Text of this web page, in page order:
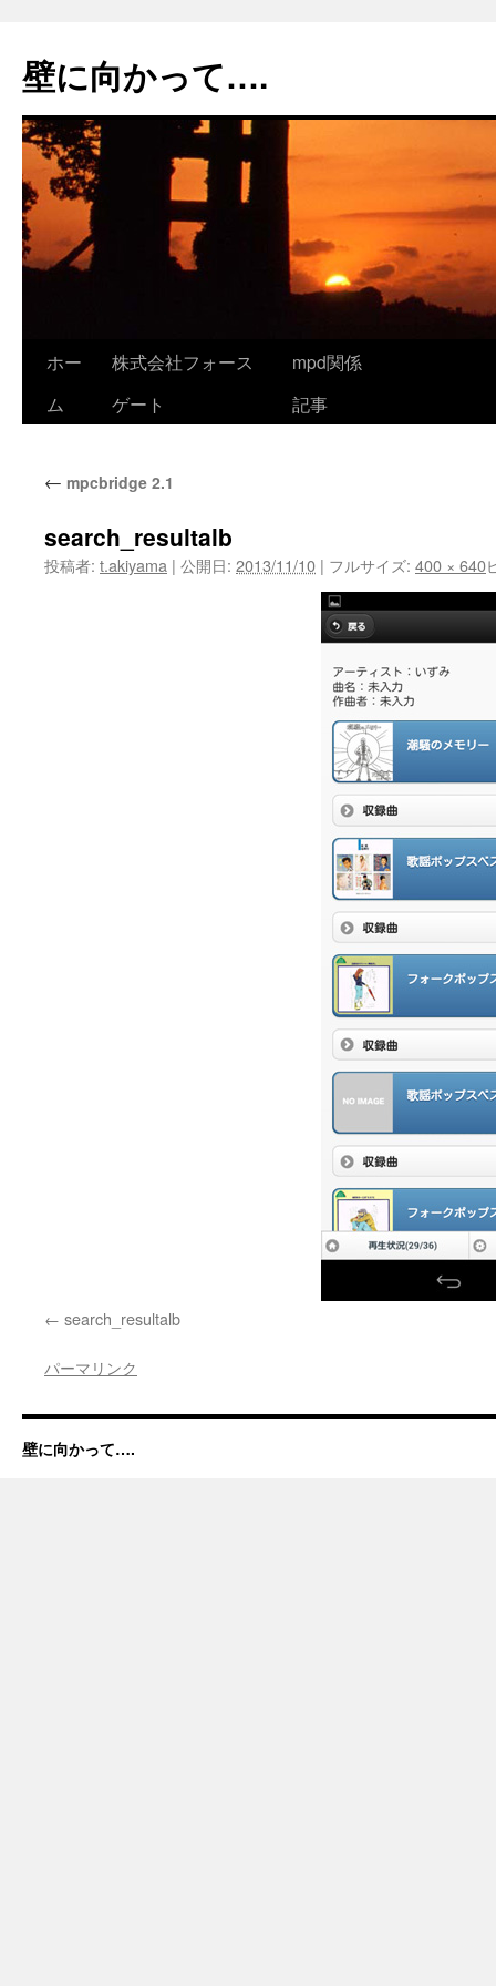
テ
ン
へ
ス
キ
ッ
プ
壁に向かって….
ホー
ム
株式会社フォース
ゲート
mpd関係
記事
← mpcbridge 2.1
search_resultalb
投稿者: t.akiyama | 公開日: 2013/11/10 | フルサイズ: 400 × 640
search_resultalb
パーマリンク
壁に向かって….